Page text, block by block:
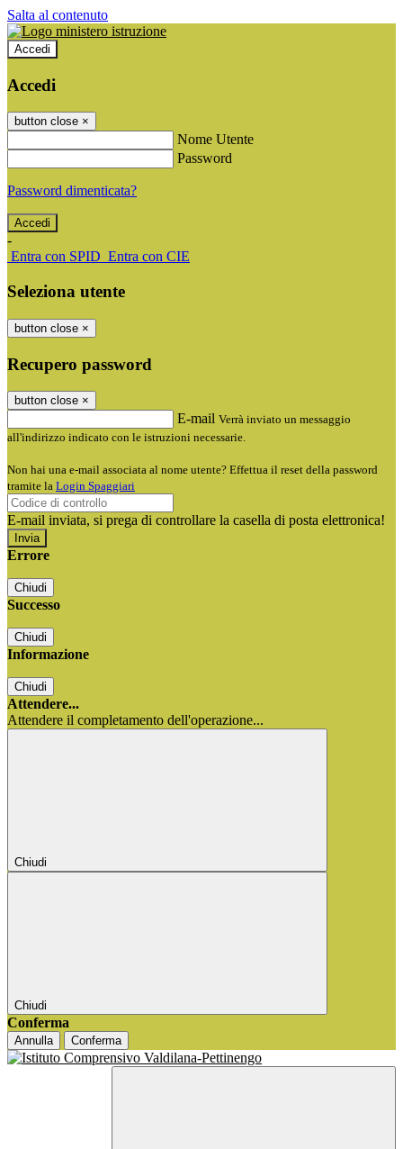
Salta al contenuto
Accedi
Accedi
button close ×
Nome Utente
Password
Password dimenticata?
-
Entra con SPID Entra con CIE
Seleziona utente
button close ×
Recupero password
button close ×
E-mail Verrà inviato un messaggio
all'indirizzo indicato con le istruzioni necessarie.
Non hai una e-mail associata al nome utente? Effettua il reset della password
tramite la Login Spaggiari
E-mail inviata, si prega di controllare la casella di posta elettronica!
Errore
Chiudi
Successo
Chiudi
Informazione
Chiudi
Attendere...
Attendere il completamento dell'operazione...
Chiudi
Chiudi
Conferma
Annulla Conferma